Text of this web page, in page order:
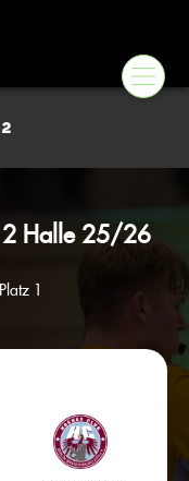
Halle 25/26
1